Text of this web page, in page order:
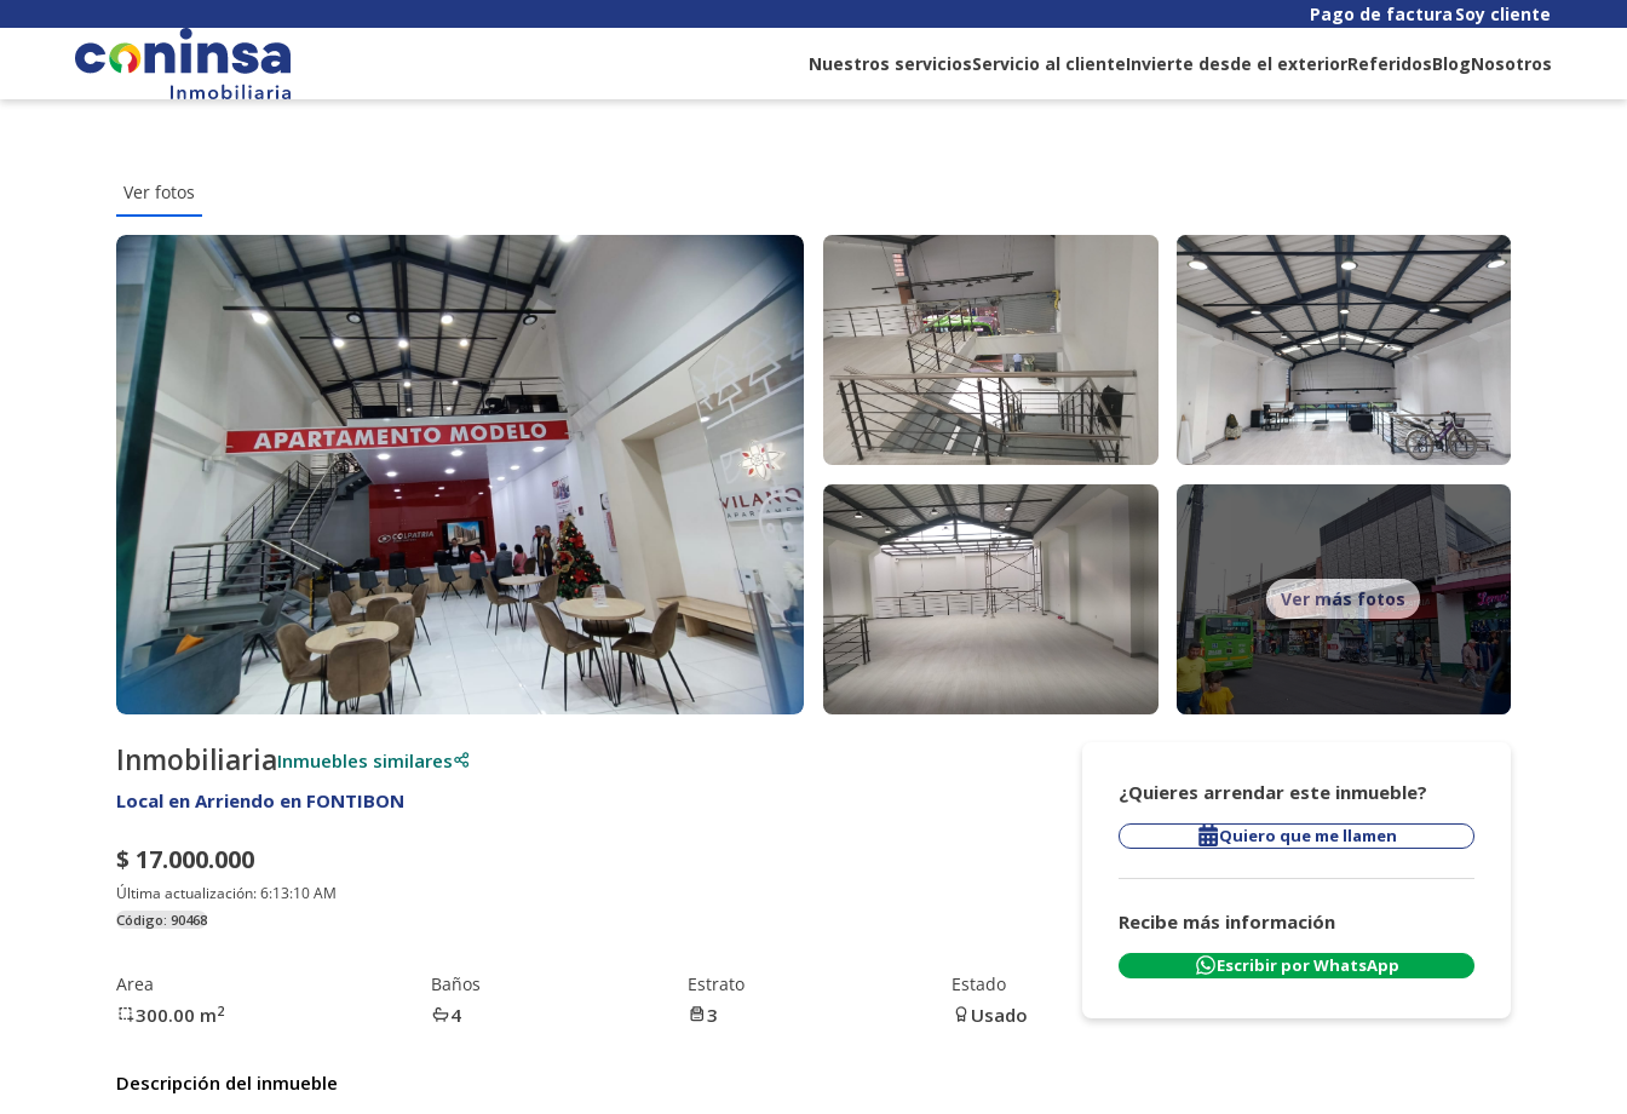
Pago de factura Soy cliente
Nuestros serviciosServicio al clienteInvierte desde el exteriorReferidosBlogNosotros
Ver fotos
Ver más fotos
InmobiliariaInmuebles similares
Local en Arriendo en FONTIBON
$ 17.000.000
Última actualización:6:13:10 AM
Código: 90468
Area
300.00 m2
Baños
4
Estrato
3
Estado
Usado
Descripción del inmueble
¿Quieres arrendar este inmueble?
Quiero que me llamen
Recibe más información
Escribir por WhatsApp